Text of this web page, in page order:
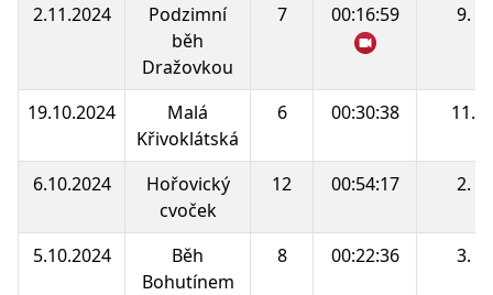
2.11.2024
Podzimní
běh
Dražovkou
7 00:16:59 9.
19.10.2024
Malá
Křivoklátská
6 00:30:38 11.
6.10.2024
Hořovický
cvoček
12 00:54:17 2.
5.10.2024
Běh
Bohutínem
8 00:22:36 3.